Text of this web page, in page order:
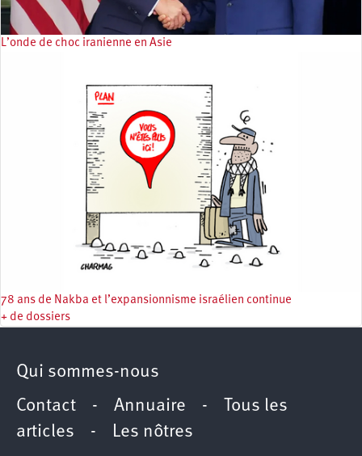
L’onde de choc iranienne en Asie
78 ans de Nakba et l’expansionnisme israélien continue
+ de dossiers
Qui sommes-nous
Contact - Annuaire -
Tous les
articles - Les nôtres